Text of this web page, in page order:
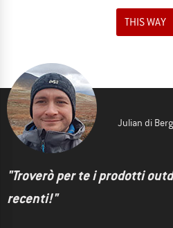
THIS WAY
Julian di
"Troverò per te i prodotti
recenti!"